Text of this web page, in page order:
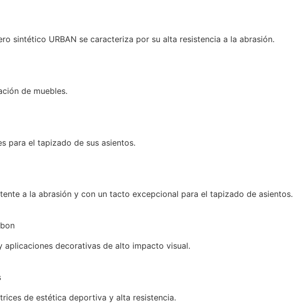
sintético URBAN se caracteriza por su alta resistencia a la abrasión.
de muebles.
para el tapizado de sus asientos.
a la abrasión y con un tacto excepcional para el tapizado de asientos.
decorativas de alto impacto visual.
de estética deportiva y alta resistencia.